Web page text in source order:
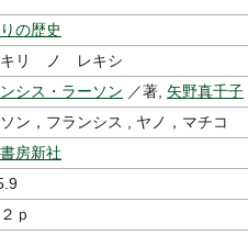
の歴史
キリ ノ レキシ
シス・ラーソン ／著, 矢野真千子
ン，フランシス , ヤノ，マチコ
房新社
ｐ